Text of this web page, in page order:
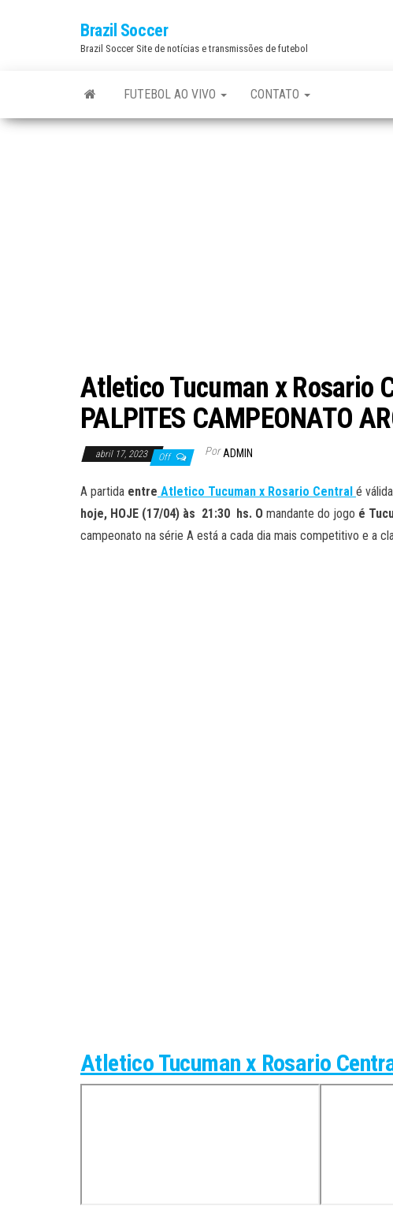
Brazil Soccer
Brazil Soccer Site de notícias e transmissões de futebol
FUTEBOL AO VIVO CONTATO
Atletico Tucuman x Rosario
PALPITES CAMPEONATO
abril 17, 2023 Off Por ADMIN
A partida entre Atletico Tucuman x Rosario Central é válida
hoje, HOJE (17/04) às 21:30 hs. O mandante do jogo é
campeonato na série A está a cada dia mais competitivo e a
Atletico Tucuman x Rosario